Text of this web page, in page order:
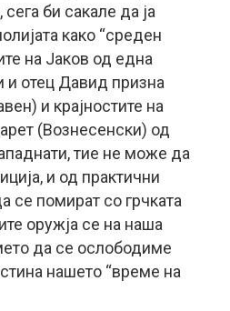
би сакале да ја
како “среден
на Јаков од една
и отец Давид призна
и крајностите на
(Вознесенски) од
тие не може да
и од практични
се помират со грчката
оружја се на наша
да се ослободиме
нашето “време на